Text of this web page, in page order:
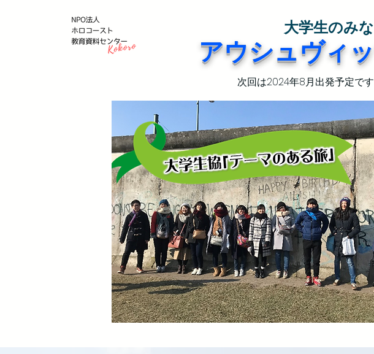
大学生のみ
アウシュヴィ
次回は2024年8月出発予定で